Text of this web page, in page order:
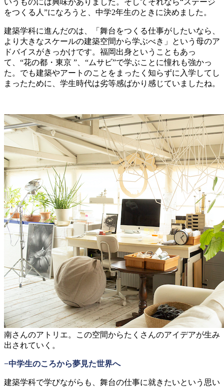
いうものには興味がありました。そしてそれなら“ステージ
をつくる人”になろうと、中学2年生のときに決めました。
建築学科に進んだのは、「舞台をつくる仕事がしたいなら、
より大きなスケールの建築空間から学ぶべき」という母のア
ドバイスがきっかけです。福岡出身ということもあっ
て、“花の都・東京 ”、“ムサビ”で学ぶことに憧れも強かっ
た。でも建築やアートのことをまったく知らずに入学してし
まったために、学生時代は劣等感ばかり感じていましたね。
南さんのアトリエ。この空間からたくさんのアイデアが生み
出されていく。
−中学生のころから夢見た世界へ
建築学科で学びながらも、舞台の仕事に就きたいという思い